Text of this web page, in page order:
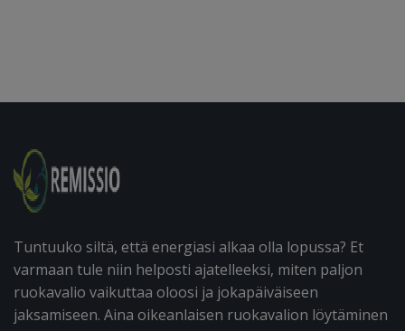
Tuntuuko siltä, että energiasi alkaa olla lopussa? Et
varmaan tule niin helposti ajatelleeksi, miten paljon
ruokavalio vaikuttaa oloosi ja jokapäiväiseen
jaksamiseen. Aina oikeanlaisen ruokavalion löytäminen